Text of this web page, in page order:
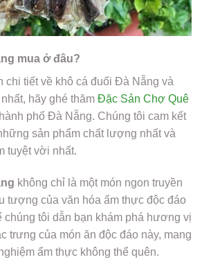
mua ở đâu?
chi tiết về khô cá đuối Đà Nẵng và
hãy ghé thăm Đặc Sản Chợ Quê
phố Đà Nẵng. Chúng tôi cam kết
sản phẩm chất lượng nhất và
tuyệt vời nhất.
không chỉ là một món ngon truyền
tượng của văn hóa ẩm thực độc đáo
chúng tôi dẫn bạn khám phá hương vị
trưng của món ăn độc đáo này, mang
ẩm thực không thể quên.